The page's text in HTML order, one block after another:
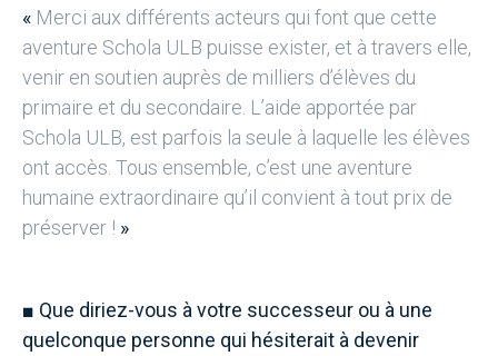
« Merci aux différents acteurs qui font que cette
aventure Schola ULB puisse exister, et à travers elle,
venir en soutien auprès de milliers d’élèves du
primaire et du secondaire. L’aide apportée par
Schola ULB, est parfois la seule à laquelle les élèves
ont accès. Tous ensemble, c’est une aventure
humaine extraordinaire qu’il convient à tout prix de
préserver ! »
■ Que diriez-vous à votre successeur ou à une
quelconque personne qui hésiterait à devenir